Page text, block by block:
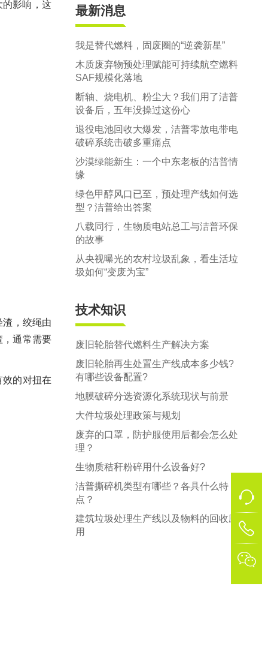
的影响，这
渣，绞绳由
，通常需要
效的对扭在
最新消息
我是替代燃料，固废圈的“逆袭新星”
木质废弃物预处理赋能可持续航空燃料
SAF规模化落地
断轴、烧电机、粉尘大？我们用了洁普
设备后，五年没操过这份心
退役电池回收大爆发，洁普零放电带电
破碎系统击破多重痛点
沙漠绿能新生：一个中东老板的洁普情
缘
绿色甲醇风口已至，预处理产线如何选
型？洁普给出答案
八载同行，生物质电站总工与洁普环保
的故事
从央视曝光的农村垃圾乱象，看生活垃
圾如何“变废为宝”
技术知识
废旧轮胎替代燃料生产解决方案
废旧轮胎再生处置生产线成本多少钱?
有哪些设备配置?
地膜破碎分选资源化系统现状与前景
大件垃圾处理政策与规划
废弃的口罩，防护服使用后都会怎么处
理？
生物质秸秆粉碎用什么设备好?
洁普撕碎机类型有哪些？各具什么特
点？
建筑垃圾处理生产线以及物料的回收应
用
